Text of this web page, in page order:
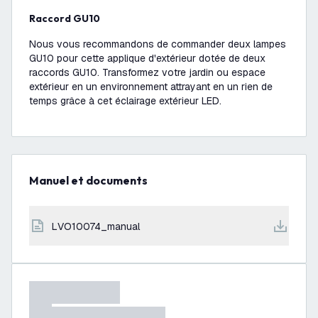
Raccord GU10
Nous vous recommandons de commander deux lampes
GU10 pour cette applique d'extérieur dotée de deux
raccords GU10. Transformez votre jardin ou espace
extérieur en un environnement attrayant en un rien de
temps grâce à cet éclairage extérieur LED.
Manuel et documents
LVO10074_manual